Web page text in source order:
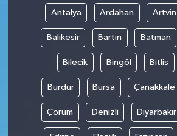
Antalya Ardahan Artvin
Balıkesir Bartın Batman
Bilecik Bingöl Bitlis
Burdur Bursa Çanakkale
Çorum Denizli Diyarbakır